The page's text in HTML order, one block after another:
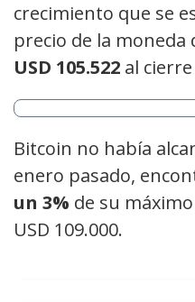
crecimiento que se
precio de la
USD 105.522 al
Bitcoin no había
enero pasado,
un 3% de su
USD 109.000.